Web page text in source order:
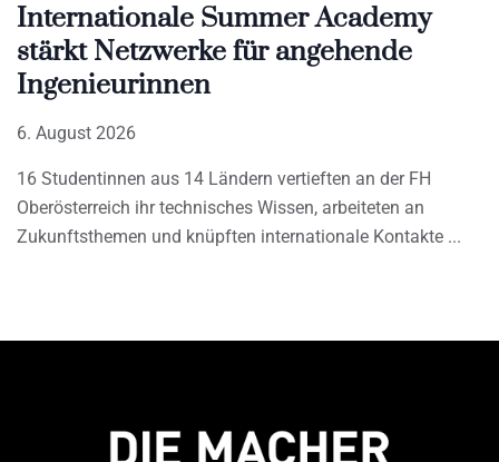
Internationale Summer Academy
stärkt Netzwerke für angehende
Ingenieurinnen
6. August 2026
16 Studentinnen aus 14 Ländern vertieften an der FH
Oberösterreich ihr technisches Wissen, arbeiteten an
Zukunftsthemen und knüpften internationale Kontakte